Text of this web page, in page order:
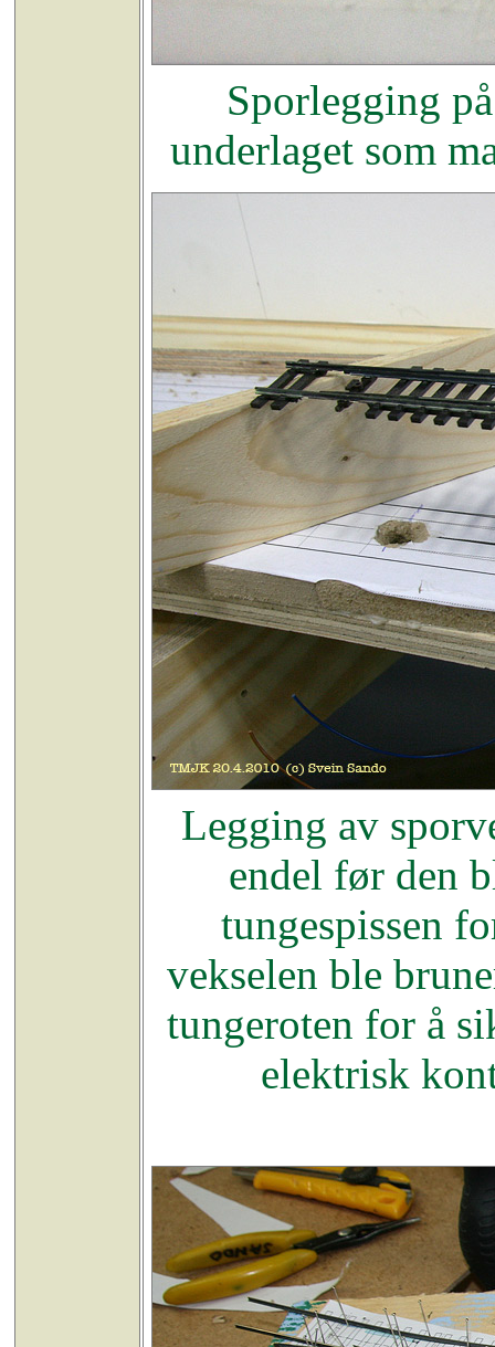
Sporlegging
underlaget som
Legging av
endel før den
tungespissen
vekselen ble
tungeroten for å
elektrisk